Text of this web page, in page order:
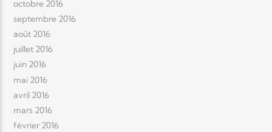
octobre 2016
septembre 2016
août 2016
juillet 2016
juin 2016
mai 2016
avril 2016
mars 2016
février 2016